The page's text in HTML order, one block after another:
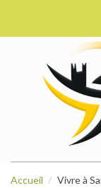
Accueil Vivre à